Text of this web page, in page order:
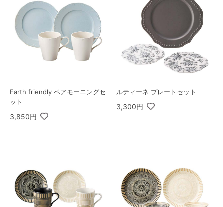
Earth friendly ペアモーニングセ
ット
3,850円
ルティーネ プレートセット
3,300円